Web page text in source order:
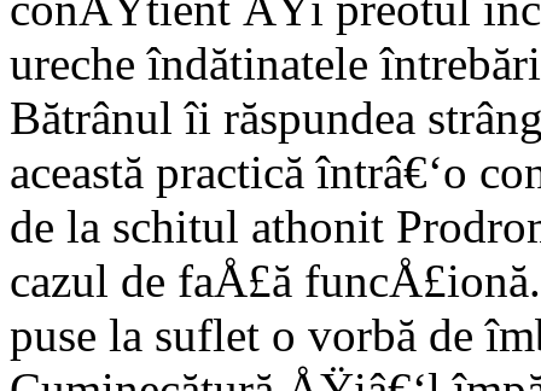
ureche îndătinatele
Bătrânul îi răspundea
această practică întrâ€‘o
de la schitul athonit
cazul de faÅ£ă
puse la suflet o vorbă de